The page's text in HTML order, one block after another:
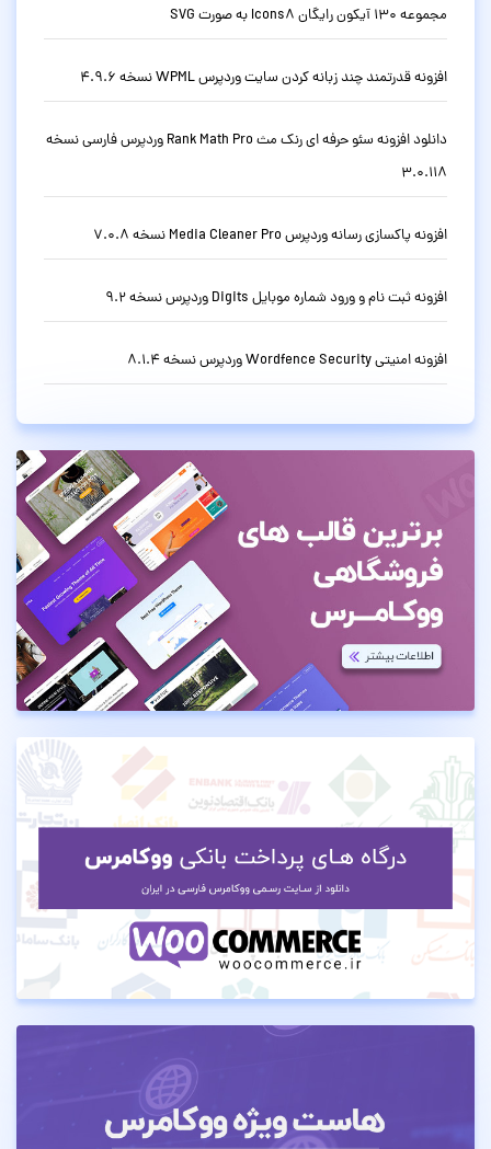
مجموعه 130 آیکون رایگان Icons8 به صورت SVG
افزونه قدرتمند چند زبانه کردن سایت وردپرس WPML نسخه 4.9.6
دانلود افزونه سئو حرفه ای رنک مث Rank Math Pro وردپرس فارسی نسخه
3.0.118
افزونه پاکسازی رسانه وردپرس Media Cleaner Pro نسخه 7.0.8
افزونه ثبت نام و ورود شماره موبایل Digits وردپرس نسخه 9.2
افزونه امنیتی Wordfence Security وردپرس نسخه 8.1.4